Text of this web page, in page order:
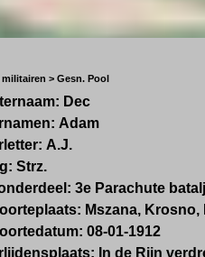
> Gesn. Pool
Dec
Adam
A.J.
Strz.
3e Parachute
Mszana, Krosno,
08-01-1912
In de Rijn